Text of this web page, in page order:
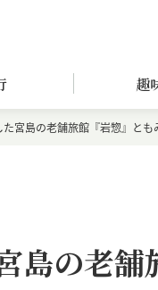
趣
宮島の老舗旅館『岩惣』とも
島の老